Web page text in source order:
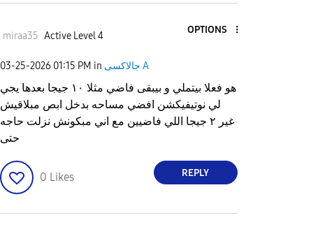
miraa35 Active Level 4
OPTIONS
‎03-25-2026 01:15 PM in جالاكسى A
هو فعلا بيتملي و بيبقى فاضي مثلا ١٠ جيجا بعدها يجي
لي نوتيفيكشن افضي مساحه بدخل ابص مبلاقيش
غير ٢ جيجا اللي فاضيين مع اني مبكونش نزلت حاجه
حتى
0 Likes REPLY